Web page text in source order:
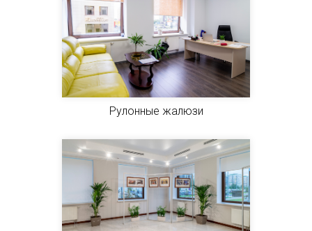
Рулонные жалюзи